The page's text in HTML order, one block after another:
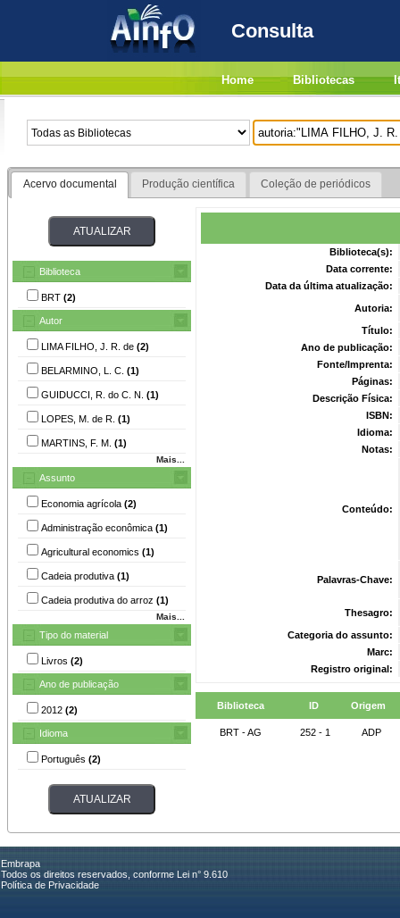
Consulta
Home Bibliotecas
Acervo documental Produção científica Coleção de periódicos
Biblioteca
BRT (2)
Autor
LIMA FILHO, J. R. de (2)
BELARMINO, L. C. (1)
GUIDUCCI, R. do C. N. (1)
LOPES, M. de R. (1)
MARTINS, F. M. (1)
Mais...
Assunto
Economia agrícola (2)
Administração econômica (1)
Agricultural economics (1)
Cadeia produtiva (1)
Cadeia produtiva do arroz (1)
Mais...
Tipo do material
Livros (2)
Ano de publicação
2012 (2)
Idioma
Português (2)
Biblioteca(s):
Data corrente:
Data da última atualização:
Autoria:
Título:
Ano de publicação:
Fonte/Imprenta:
Páginas:
Descrição Física:
ISBN:
Idioma:
Notas:
Conteúdo:
Palavras-Chave:
Thesagro:
Categoria do assunto:
Marc:
Registro original:
Biblioteca ID Origem
BRT - AG 252 - 1 ADP
Embrapa
Todos os direitos reservados, conforme Lei n° 9.610
Política de Privacidade